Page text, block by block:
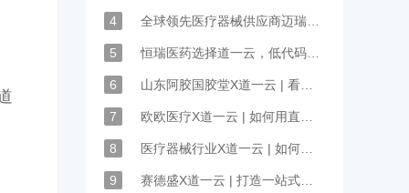
4 全球领先医疗器械供应商迈瑞医疗签约道一云
5 恒瑞医药选择道一云，低代码搭建销售业务管理系统
6 山东阿胶国胶堂X道一云 | 看医药制造业数字化升级的新模式
7 欧欧医疗X道一云 | 如何用直播互动课堂，解决异地培训难题？
8 医疗器械行业X道一云 | 如何用小站突破线下拓客瓶颈？
9 赛德盛X道一云 | 打造一站式医务人员服务平台